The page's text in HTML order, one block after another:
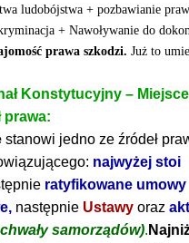
ludobójstwa + pozbawianie praw
+ Nawoływanie do
prawa szkodzi. Już to
Konstytucyjny –
prawa:
stanowi jedno ze źródeł
najwyżej stoi
ratyfikowane umowy
następnie Ustawyoraz
samorządów).